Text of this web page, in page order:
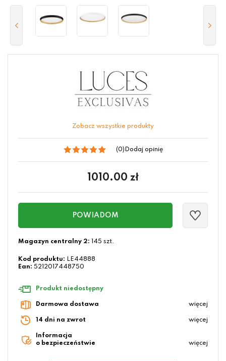
Zobacz wszystkie produkty
(0) Dodaj opinię
1010.00 zł
POWIADOM
Magazyn centralny 2: 145 szt.
Kod produktu: LE44888
Ean: 5212017448750
Produkt niedostępny
Darmowa dostawa więcej
14 dni na zwrot więcej
Informacja
o bezpieczeństwie
więcej